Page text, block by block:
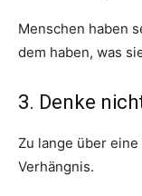
Menschen haben
dem haben, was
3. Denke
Zu lange über
Verhängnis.